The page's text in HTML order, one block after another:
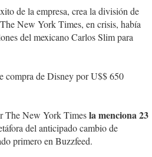
de la empresa, crea la división de
New York Times, en crisis, había
del mexicano Carlos Slim para
compra de Disney por U$$ 650
The New York Timesla menciona 23
del anticipado cambio de
primero en Buzzfeed.